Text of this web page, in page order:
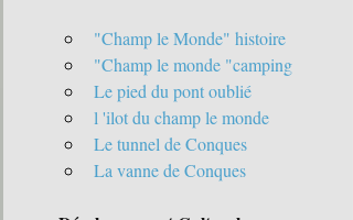
"Champ le Monde" histoire
"Champ le monde "camping
Le pied du pont oublié
l 'ilot du champ le monde
Le tunnel de Conques
La vanne de Conques